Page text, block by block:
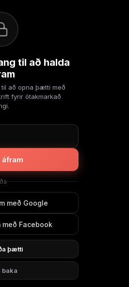
til að halda
að opna þætti með
fyrir ótakmarkað
áfram
með Google
Facebook
þætti
baka